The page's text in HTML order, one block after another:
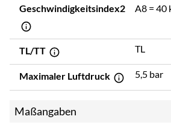
Geschwindigkeitsindex2 A8 = 40
TL/TT TL
Maximaler Luftdruck 5,5 bar
Maßangaben